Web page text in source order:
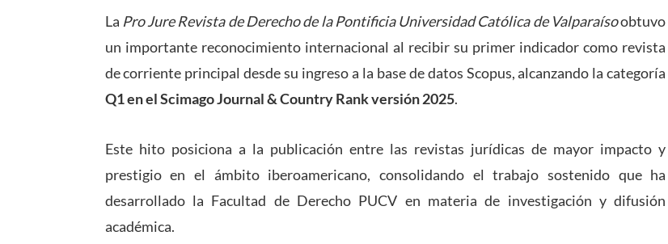
La Pro Jure Revista de Derecho de la Pontificia Universidad Católica de Valparaísoobtuvo
un importante reconocimiento internacional al recibir su primer indicador como revista
de corriente principal desde su ingreso a la base de datos Scopus, alcanzando la categoría
Q1 en el Scimago Journal & Country Rank versión 2025.
Este hito posiciona a la publicación entre las revistas jurídicas de mayor impacto y
prestigio en el ámbito iberoamericano, consolidando el trabajo sostenido que ha
desarrollado la Facultad de Derecho PUCV en materia de investigación y difusión
académica.